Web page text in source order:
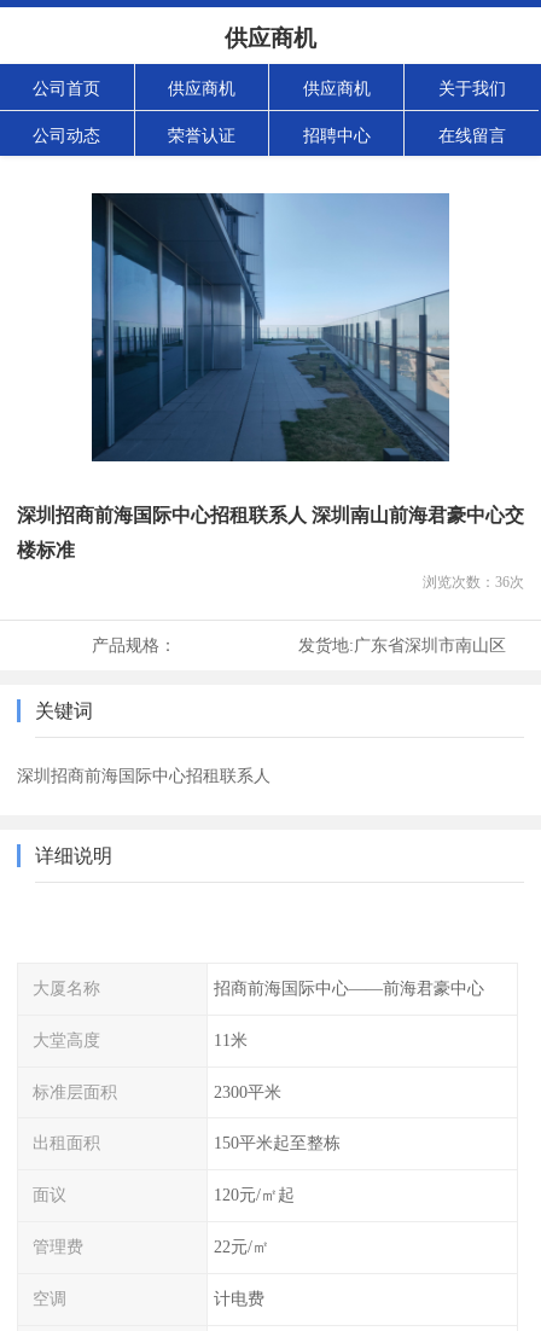
供应商机
公司首页 供应商机 供应商机 关于我们
公司动态 荣誉认证 招聘中心 在线留言
深圳招商前海国际中心招租联系人 深圳南山前海君豪中心交
楼标准
浏览次数： 36次
产品规格： 发货地:广东省深圳市南山区
关键词
深圳招商前海国际中心招租联系人
详细说明
大厦名称 招商前海国际中心——前海君豪中心
大堂高度 11米
标准层面积 2300平米
出租面积 150平米起至整栋
面议 120元/㎡起
管理费 22元/㎡
空调 计电费